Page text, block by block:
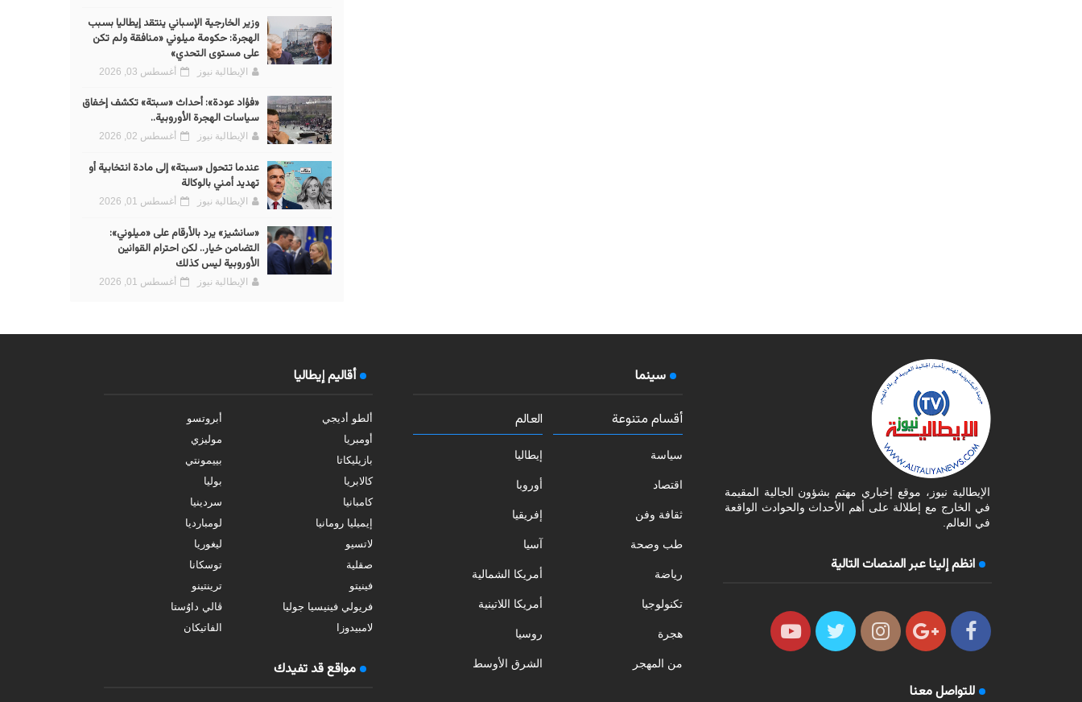
وزير الخارجية الإسباني ينتقد إيطاليا بسبب
الهجرة: حكومة ميلوني «منافقة ولم تكن
على مستوى التحدي»
الإيطالية نيوز أغسطس 03, 2026
«فؤاد عودة»: أحداث «سبتة» تكشف إخفاق
سياسات الهجرة الأوروبية..
الإيطالية نيوز أغسطس 02, 2026
عندما تتحول «سبتة» إلى مادة انتخابية أو
تهديد أمني بالوكالة
الإيطالية نيوز أغسطس 01, 2026
«سانشيز» يرد بالأرقام على «ميلوني»:
التضامن خيار.. لكن احترام القوانين
الأوروبية ليس كذلك
الإيطالية نيوز أغسطس 01, 2026
الإيطالية نيوز، موقع إخباري مهتم بشؤون الجالية المقيمة
في الخارج مع إطلالة على أهم الأحداث والحوادث الواقعة
في العالم.
انظم إلينا عبر المنصات التالية
للتواصل معنا
سينما
أقسام متنوعة
سياسة
اقتصاد
ثقافة وفن
طب وصحة
رياضة
تكنولوجيا
هجرة
من المهجر
العالم
إيطاليا
أوروبا
إفريقيا
آسيا
أمريكا الشمالية
أمريكا اللاتينية
روسيا
الشرق الأوسط
أقاليم إيطاليا
ألطو أديجي
أبروتسو
أومبريا
موليزي
بازيليكاتا
بييمونتي
كالابريا
بوليا
كامبانيا
سردينيا
إيميليا رومانيا
لومبارديا
لاتسيو
ليغوريا
صقلية
توسكانا
فينيتو
ترينتينو
فريولي فينيسيا جوليا
ڤالي داوُستا
لامبيدوزا
الفاتيكان
مواقع قد تفيدك